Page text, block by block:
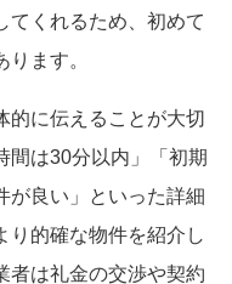
てくれるため、初めて
ます。
的に伝えることが大切
間は30分以内」「初期
が良い」といった詳細
的確な物件を紹介し
者は礼金の交渉や契約